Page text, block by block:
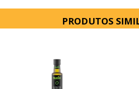
PRODUTOS